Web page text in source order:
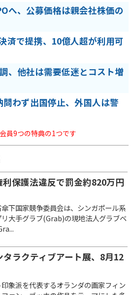
へ、公募価格は親会社株価の
済で提携、10億人超が利用可
、他社は需要低迷とコスト増
わず出国停止、外国人は警
員9つの特典の1つです
保護法違反で罰金約820万円
下国家競争委員会は、シンガポール系
大手グラブ(Grab)の現地法人グラブベ
ラクティブアート展、8月12
象派を代表するオランダの画家フィン